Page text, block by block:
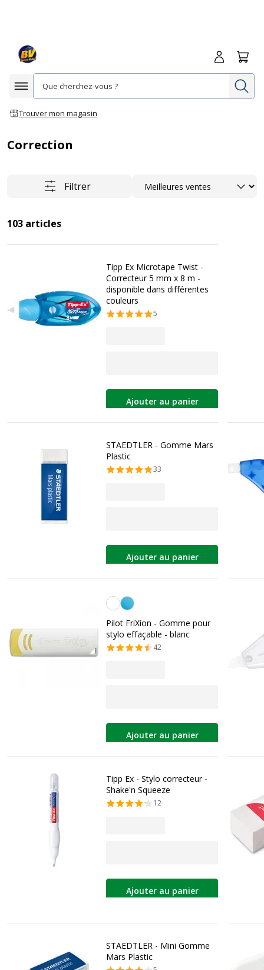
Afficher la navigation
Trouver mon magasin
Me
Correction
Filtrer Trier
103 articles
Tipp Ex Microtape Twist -
Correcteur 5 mm x 8 m -
disponible dans différentes
couleurs
5
Ajouter au panier
STAEDTLER - Gomme Mars
Plastic
33
Ajouter au panier
Blanc
Pilot FriXion - Gomme pour
stylo effaçable - blanc
42
Ajouter au panier
Tipp Ex - Stylo correcteur -
Shake'n Squeeze
12
Ajouter au panier
STAEDTLER - Mini Gomme
Mars Plastic